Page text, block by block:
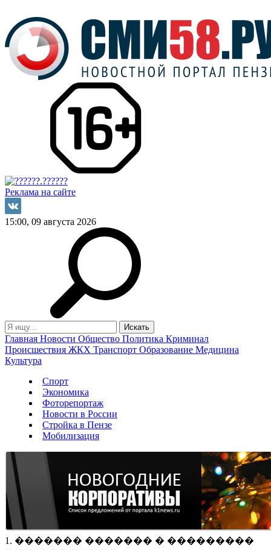
Реклама на сайте
15:00, 09 августа 2026
Главная Новости Общество Политика Криминал
Происшествия ЖКХ Транспорт Образование Медицина
Культура
Спорт
Экономика
Фоторепортаж
Новости в России
Стройка в Пензе
Мобилизация
1. ������� ������� � ���������